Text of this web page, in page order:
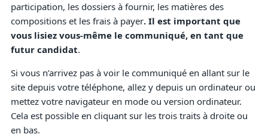
participation, les dossiers à fournir, les matières des
compositions et les frais à payer. Il est important que
vous lisiez vous-même le communiqué, en tant que
futur candidat.
Si vous n’arrivez pas à voir le communiqué en allant sur le
site depuis votre téléphone, allez y depuis un ordinateur ou
mettez votre navigateur en mode ou version ordinateur.
Cela est possible en cliquant sur les trois traits à droite ou
en bas.